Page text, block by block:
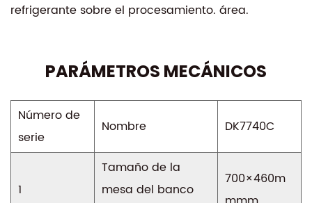
refrigerante sobre el procesamiento. área.
PARÁMETROS MECÁNICOS
Número de
serie
Nombre DK7740C
1
Tamaño de la
mesa del banco
700×460m